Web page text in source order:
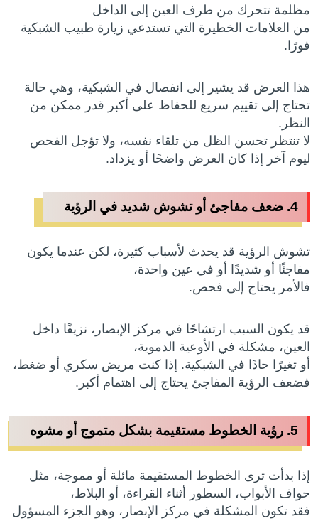
مظلمة تتحرك من طرف العين إلى الداخل
من العلامات الخطيرة التي تستدعي زيارة طبيب الشبكية
فورًا.
هذا العرض قد يشير إلى انفصال في الشبكية، وهي حالة
تحتاج إلى تقييم سريع للحفاظ على أكبر قدر ممكن من
النظر.
لا تنتظر تحسن الظل من تلقاء نفسه، ولا تؤجل الفحص
ليوم آخر إذا كان العرض واضحًا أو يزداد.
4. ضعف مفاجئ أو تشوش شديد في الرؤية
تشوش الرؤية قد يحدث لأسباب كثيرة، لكن عندما يكون
مفاجئًا أو شديدًا أو في عين واحدة،
فالأمر يحتاج إلى فحص.
قد يكون السبب ارتشاحًا في مركز الإبصار، نزيفًا داخل
العين، مشكلة في الأوعية الدموية،
أو تغيرًا حادًا في الشبكية. إذا كنت مريض سكري أو ضغط،
فضعف الرؤية المفاجئ يحتاج إلى اهتمام أكبر.
5. رؤية الخطوط مستقيمة بشكل متموج أو مشوه
إذا بدأت ترى الخطوط المستقيمة مائلة أو مموجة، مثل
حواف الأبواب، السطور أثناء القراءة، أو البلاط،
فقد تكون المشكلة في مركز الإبصار، وهو الجزء المسؤول